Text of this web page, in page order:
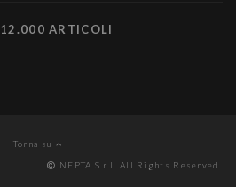
12.000 ARTICOLI
Torna su
NEPTA S.r.l. All Rights Reserved.